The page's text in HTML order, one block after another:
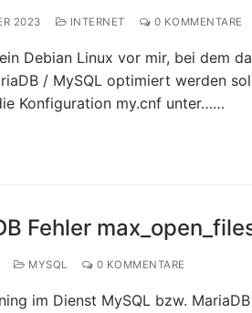
2023 INTERNET 0 KOMMENTARE
Debian Linux vor mir, bei dem
/ MySQL optimiert werden
Konfiguration my.cnf unter……
Fehler
MYSQL 0 KOMMENTARE
im Dienst MySQL bzw. MariaDB